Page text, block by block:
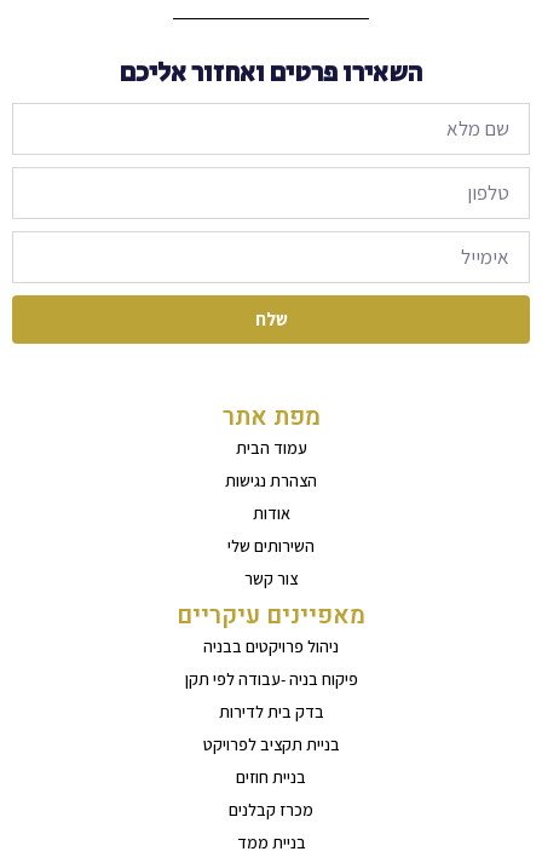
השאירו פרטים ואחזור אליכם
שלח
מפת אתר
עמוד הבית
הצהרת נגישות
אודות
השירותים שלי
צור קשר
מאפיינים עיקריים
ניהול פרויקטים בבניה
פיקוח בניה -עבודה לפי תקן
בדק בית לדירות
בניית תקציב לפרויקט
בניית חוזים
מכרז קבלנים
בניית ממד